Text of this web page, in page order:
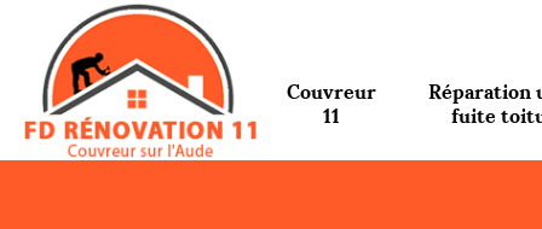
Couvreur
11
Réparation
fuite